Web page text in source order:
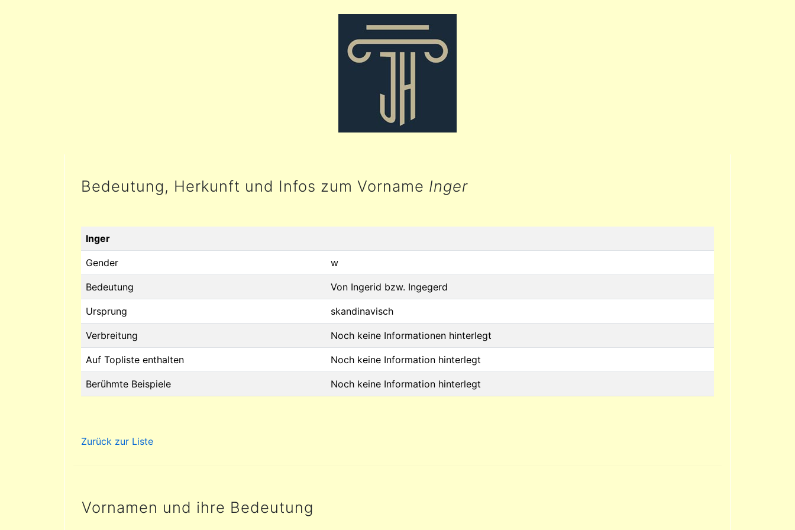
Bedeutung, Herkunft und Infos zum Vorname Inger
Inger
Gender w
Bedeutung Von Ingerid bzw. Ingegerd
Ursprung skandinavisch
Verbreitung Noch keine Informationen hinterlegt
Auf Topliste enthalten Noch keine Information hinterlegt
Berühmte Beispiele Noch keine Information hinterlegt
Zurück zur Liste
Vornamen und ihre Bedeutung